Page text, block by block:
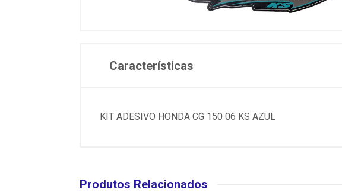
Características
KIT ADESIVO HONDA CG 150 06 KS AZUL
Produtos Relacionados